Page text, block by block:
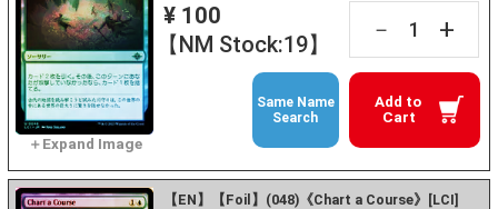
¥ 100
【NM Stock:19】
－ +
Add to
Cart
Same Name
Search
【EN】【Foil】(048)《Chart a Course》[LCI]